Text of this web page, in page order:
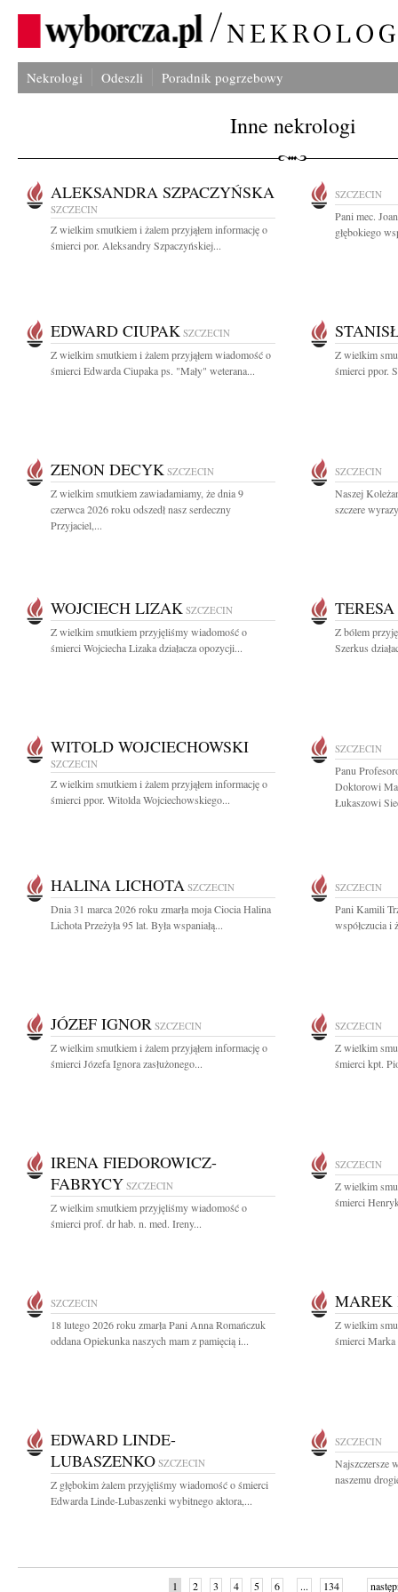
Nekrologi Odeszli Poradnik pogrzebowy
Inne nekrologi
ALEKSANDRA SZPACZYŃSKA
SZCZECIN
Z wielkim smutkiem i żalem przyjąłem informację o
śmierci por. Aleksandry Szpaczyńskiej...
SZCZECIN
Pani mec.
głębokiego
EDWARD CIUPAK SZCZECIN
Z wielkim smutkiem i żalem przyjąłem wiadomość o
śmierci Edwarda Ciupaka ps. "Mały" weterana...
Z wielkim
śmierci ppor.
ZENON DECYK SZCZECIN
Z wielkim smutkiem zawiadamiamy, że dnia 9
czerwca 2026 roku odszedł nasz serdeczny
Przyjaciel,...
SZCZECIN
Naszej
szczere
WOJCIECH LIZAK SZCZECIN
Z wielkim smutkiem przyjęliśmy wiadomość o
śmierci Wojciecha Lizaka działacza opozycji...
Z bólem
Szerkus
WITOLD WOJCIECHOWSKI
SZCZECIN
Z wielkim smutkiem i żalem przyjąłem informację o
śmierci ppor. Witolda Wojciechowskiego...
SZCZECIN
Panu
Doktorowi
Łukaszowi
HALINA LICHOTA SZCZECIN
Dnia 31 marca 2026 roku zmarła moja Ciocia Halina
Lichota Przeżyła 95 lat. Była wspaniałą...
SZCZECIN
Pani Kamili
współczucia i
JÓZEF IGNOR SZCZECIN
Z wielkim smutkiem i żalem przyjąłem informację o
śmierci Józefa Ignora zasłużonego...
SZCZECIN
Z wielkim
śmierci kpt.
IRENA FIEDOROWICZ-
FABRYCY SZCZECIN
Z wielkim smutkiem przyjęliśmy wiadomość o
śmierci prof. dr hab. n. med. Ireny...
SZCZECIN
Z wielkim
śmierci
SZCZECIN
18 lutego 2026 roku zmarła Pani Anna Romańczuk
oddana Opiekunka naszych mam z pamięcią i...
Z wielkim
śmierci Marka
EDWARD LINDE-
LUBASZENKO SZCZECIN
Z głębokim żalem przyjęliśmy wiadomość o śmierci
Edwarda Linde-Lubaszenki wybitnego aktora,...
SZCZECIN
Najszczersze
naszemu
1 2 3 4 5 6 ... 134